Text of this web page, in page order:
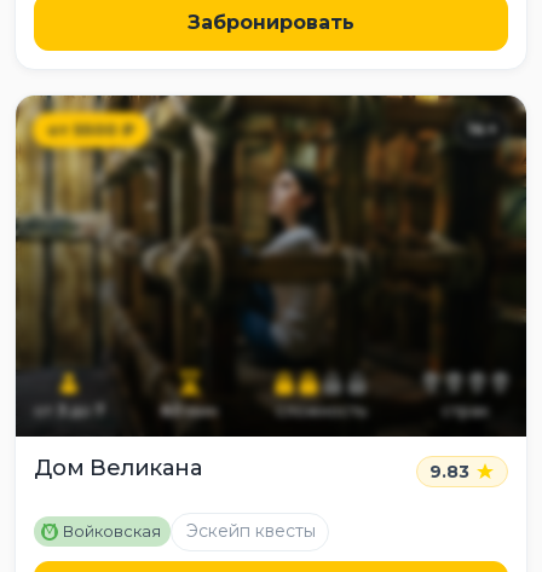
Забронировать
от5500₽ 14+
от до 7 60мин сложность страх
Дом Великана 9.83
M Войковская Эскейп квесты